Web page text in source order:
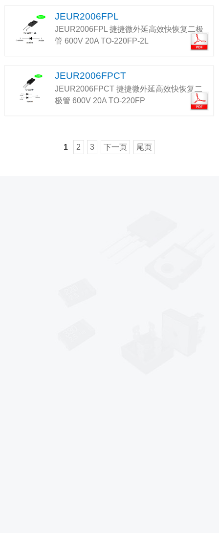
JEUR2006FPL
JEUR2006FPL 捷捷微外延高效快恢复二极
管 600V 20A TO-220FP-2L
JEUR2006FPCT
JEUR2006FPCT 捷捷微外延高效快恢复二
极管 600V 20A TO-220FP
1 2 3 下一页 尾页